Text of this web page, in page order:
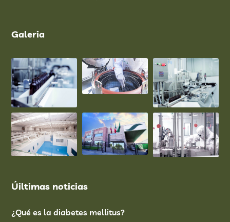
Galeria
Úiltimas noticias
¿Qué es la diabetes mellitus?